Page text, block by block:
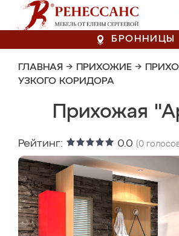
БРОННИЦЫ
ГЛАВНАЯ → ПРИХОЖИЕ →
УЗКОГО КОРИДОРА
Прихожая
Рейтинг: 0.0 (0